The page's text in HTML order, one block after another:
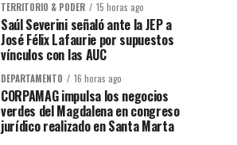
TERRITORIO & PODER 15 horas ago
Saúl Severini señaló ante la JEP a
José Félix Lafaurie por supuestos
vínculos con las AUC
DEPARTAMENTO 16 horas ago
CORPAMAG impulsa los negocios
verdes del Magdalena en congreso
jurídico realizado en Santa Marta